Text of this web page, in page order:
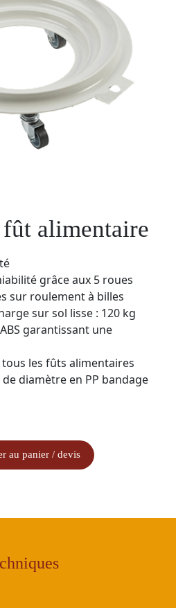
alimentaire
grâce aux 5 roues
sur roulement à billes
sur sol lisse : 120 kg
garantissant une
les fûts alimentaires
diamètre en PP bandage
au panier / devis